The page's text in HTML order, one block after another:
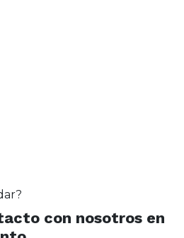
con nosotros en